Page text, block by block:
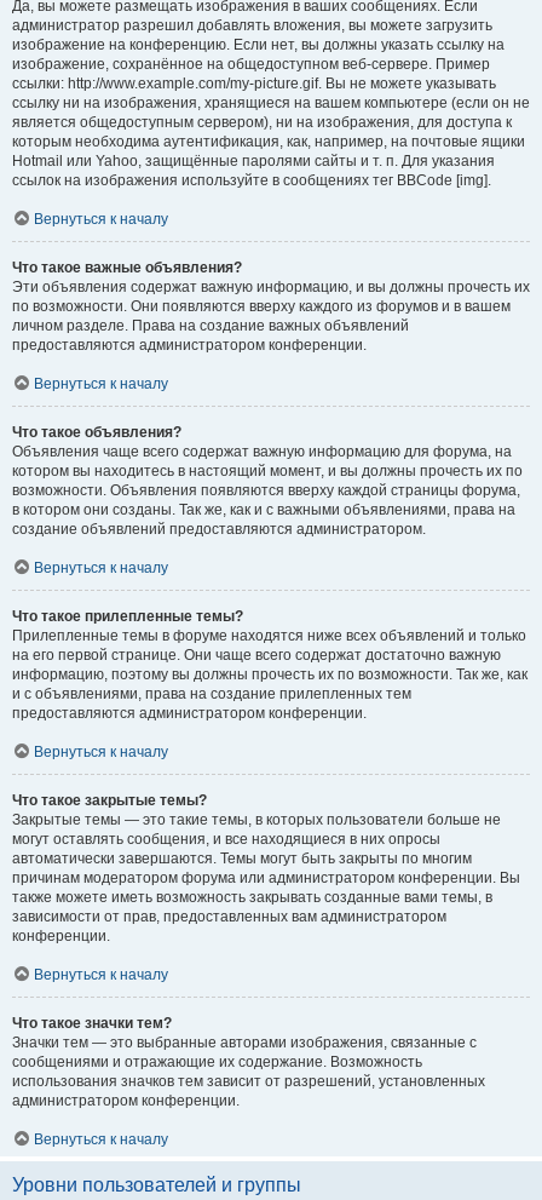
Да, вы можете размещать изображения в ваших сообщениях. Если
администратор разрешил добавлять вложения, вы можете загрузить
изображение на конференцию. Если нет, вы должны указать ссылку на
изображение, сохранённое на общедоступном веб-сервере. Пример
ссылки: http://www.example.com/my-picture.gif. Вы не можете указывать
ссылку ни на изображения, хранящиеся на вашем компьютере (если он не
является общедоступным сервером), ни на изображения, для доступа к
которым необходима аутентификация, как, например, на почтовые ящики
Hotmail или Yahoo, защищённые паролями сайты и т. п. Для указания
ссылок на изображения используйте в сообщениях тег BBCode [img].
Вернуться к началу
Что такое важные объявления?
Эти объявления содержат важную информацию, и вы должны прочесть их
по возможности. Они появляются вверху каждого из форумов и в вашем
личном разделе. Права на создание важных объявлений
предоставляются администратором конференции.
Вернуться к началу
Что такое объявления?
Объявления чаще всего содержат важную информацию для форума, на
котором вы находитесь в настоящий момент, и вы должны прочесть их по
возможности. Объявления появляются вверху каждой страницы форума,
в котором они созданы. Так же, как и с важными объявлениями, права на
создание объявлений предоставляются администратором.
Вернуться к началу
Что такое прилепленные темы?
Прилепленные темы в форуме находятся ниже всех объявлений и только
на его первой странице. Они чаще всего содержат достаточно важную
информацию, поэтому вы должны прочесть их по возможности. Так же, как
и с объявлениями, права на создание прилепленных тем
предоставляются администратором конференции.
Вернуться к началу
Что такое закрытые темы?
Закрытые темы — это такие темы, в которых пользователи больше не
могут оставлять сообщения, и все находящиеся в них опросы
автоматически завершаются. Темы могут быть закрыты по многим
причинам модератором форума или администратором конференции. Вы
также можете иметь возможность закрывать созданные вами темы, в
зависимости от прав, предоставленных вам администратором
конференции.
Вернуться к началу
Что такое значки тем?
Значки тем — это выбранные авторами изображения, связанные с
сообщениями и отражающие их содержание. Возможность
использования значков тем зависит от разрешений, установленных
администратором конференции.
Вернуться к началу
Уровни пользователей и группы